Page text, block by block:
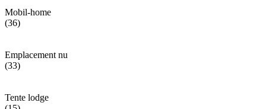
Mobil-home
(36)
Emplacement nu
(33)
Tente lodge